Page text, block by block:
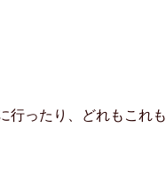
行ったり、どれもこれも